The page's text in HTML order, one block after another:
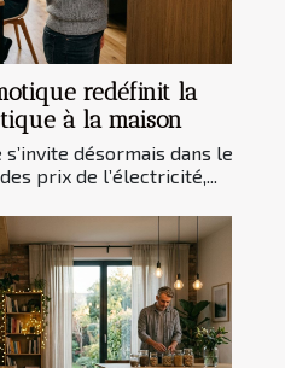
redéfinit la
à la maison
désormais dans le
prix de l’électricité,...